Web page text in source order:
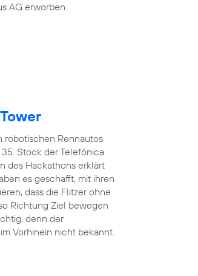
AG erworben.
Tower
robotischen Rennautos
35. Stock der Telefónica
des Hackathons erklärt
es geschafft, mit ihren
dass die Flitzer ohne
Richtung Ziel bewegen
denn der
Vorhinein nicht bekannt.